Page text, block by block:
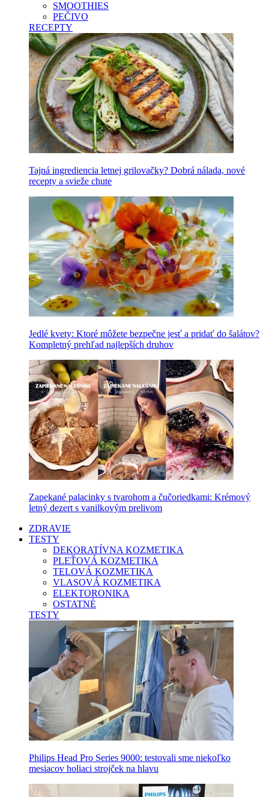
SMOOTHIES
PEČIVO
RECEPTY
Tajná ingrediencia letnej grilovačky? Dobrá nálada, nové
recepty a svieže chute
Jedlé kvety: Ktoré môžete bezpečne jesť a pridať do šalátov?
Kompletný prehľad najlepších druhov
Zapekané palacinky s tvarohom a čučoriedkami: Krémový
letný dezert s vanilkovým prelivom
ZDRAVIE
TESTY
DEKORATÍVNA KOZMETIKA
PLEŤOVÁ KOZMETIKA
TELOVÁ KOZMETIKA
VLASOVÁ KOZMETIKA
ELEKTORONIKA
OSTATNÉ
TESTY
Philips Head Pro Series 9000: testovali sme niekoľko
mesiacov holiaci strojček na hlavu